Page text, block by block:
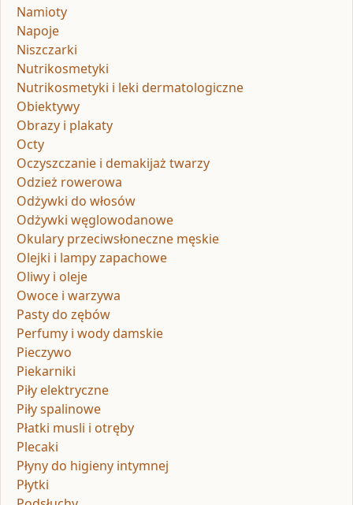
Namioty
Napoje
Niszczarki
Nutrikosmetyki
Nutrikosmetyki i leki dermatologiczne
Obiektywy
Obrazy i plakaty
Octy
Oczyszczanie i demakijaż twarzy
Odzież rowerowa
Odżywki do włosów
Odżywki węglowodanowe
Okulary przeciwsłoneczne męskie
Olejki i lampy zapachowe
Oliwy i oleje
Owoce i warzywa
Pasty do zębów
Perfumy i wody damskie
Pieczywo
Piekarniki
Piły elektryczne
Piły spalinowe
Płatki musli i otręby
Plecaki
Płyny do higieny intymnej
Płytki